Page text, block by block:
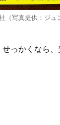
写真提供：ジュ
っかくなら、